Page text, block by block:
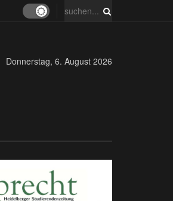
Donnerstag, 6. August 2026